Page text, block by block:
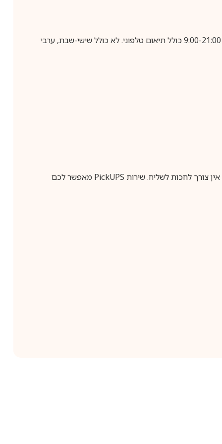
בביצוע הזמנה עד השעה 10:00 בימים א-ה, קבלת המשלוח תבוצע עד חמישה ימי עסקים מיום שלאחר ביצוע ההזמנה, בין השעות 9:00-21:00 כולל תיאום טלפוני. לא כולל שישי-שבת, ערבי
צורך לחכות לשליח. שירות PickUPS מאפשר לכם